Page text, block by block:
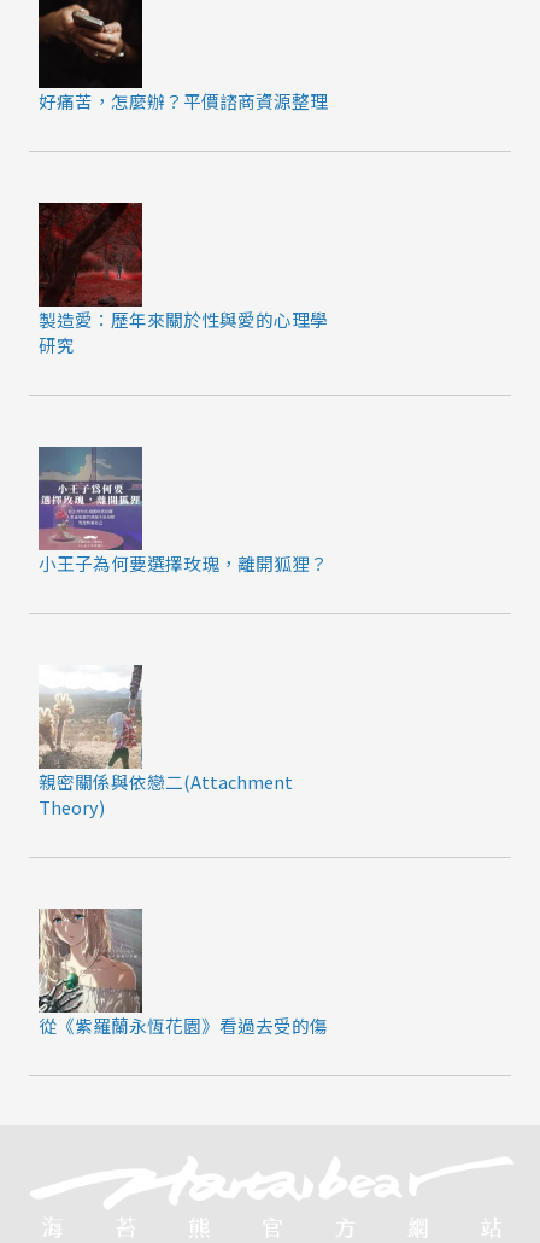
好痛苦，怎麼辦？平價諮商資源整理
製造愛：歷年來關於性與愛的心理學
研究
小王子為何要選擇玫瑰，離開狐狸？
親密關係與依戀二(Attachment
Theory)
從《紫羅蘭永恆花園》看過去受的傷